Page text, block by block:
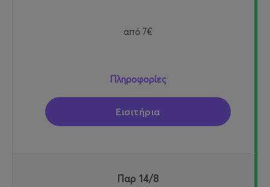
από 7€
Πληροφορίες
Εισιτήρια
Παρ 14/8